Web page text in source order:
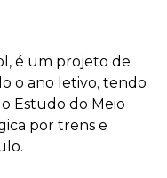
é um projeto de
o ano letivo, tendo
Estudo do Meio
por trens e